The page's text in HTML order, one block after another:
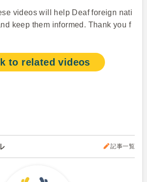
videos will help Deaf foreign nati
keep them informed. Thank you f
to related videos
記事一覧